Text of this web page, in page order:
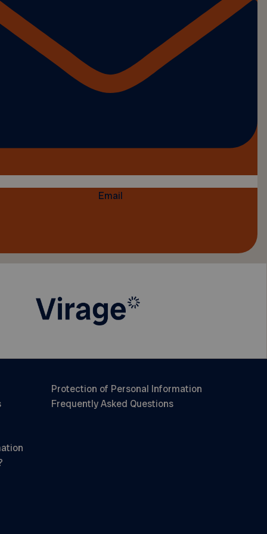
Email
Protection of Personal Information
Frequently Asked Questions